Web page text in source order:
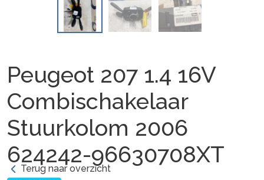
Peugeot 207 1.4 16V
Combischakelaar
Stuurkolom 2006
624242-96630708XT
Terug naar overzicht